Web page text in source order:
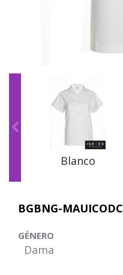
Blanco
BGBNG-MAUICODC
GÉNERO
Dama